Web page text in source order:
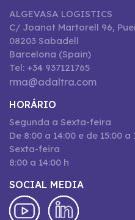
ALGEVASA LOGISTICS
C/ Joanot Martorell 96,
08203 Sabadell
Barcelona (Spain)
Tel: +34 937121765
rma@adaltra.com
HORÁRIO
Segunda a Sexta-feira
De 8:00 a 14:00 e de 15:00 a
Sexta-feira
8:00 a 14:00 h
SOCIAL MEDIA